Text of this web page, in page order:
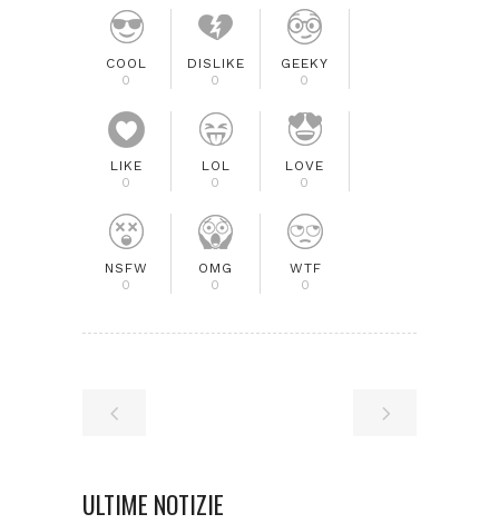
COOL
0
DISLIKE
0
GEEKY
0
LIKE
0
LOL
0
LOVE
0
NSFW
0
OMG
0
WTF
0
ULTIME NOTIZIE